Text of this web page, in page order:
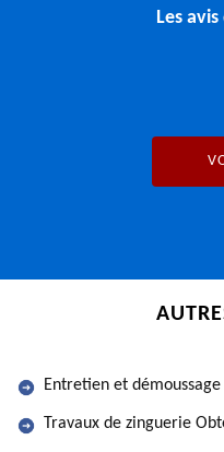
Les
Entretien et
Travaux de zinguerie